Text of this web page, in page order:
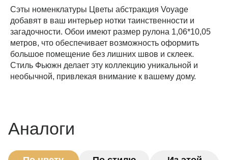
Сэты номенклатуры Цветы абстракция Voyage
добавят в ваш интерьер нотки таинственности и
загадочности. Обои имеют размер рулона 1,06*10,05
метров, что обеспечивает возможность оформить
большое помещение без лишних швов и склеек.
Стиль Фьюжн делает эту коллекцию уникальной и
необычной, привлекая внимание к вашему дому.
Аналоги